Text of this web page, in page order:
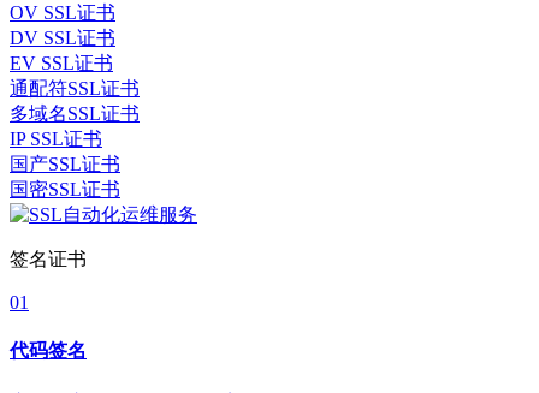
OV SSL证书
DV SSL证书
EV SSL证书
通配符SSL证书
多域名SSL证书
IP SSL证书
国产SSL证书
国密SSL证书
签名证书
01
代码签名